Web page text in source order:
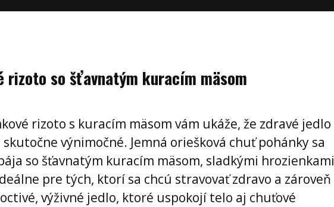
rizoto so šťavnatým kuracím mäsom
rizoto s kuracím mäsom vám ukáže, že zdravé jedlo
skutočne výnimočné. Jemná oriešková chuť pohánky sa
so šťavnatým kuracím mäsom, sladkými hrozienkami
pre tých, ktorí sa chcú stravovať zdravo a zároveň
výživné jedlo, ktoré uspokojí telo aj chuťové